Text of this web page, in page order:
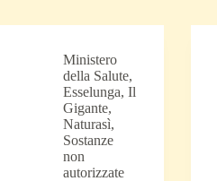
Ministero
della Salute,
Esselunga, Il
Gigante,
Naturasì,
Sostanze
non
autorizzate